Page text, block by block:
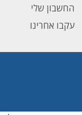
החשבון שלי
עקבו אחרינו